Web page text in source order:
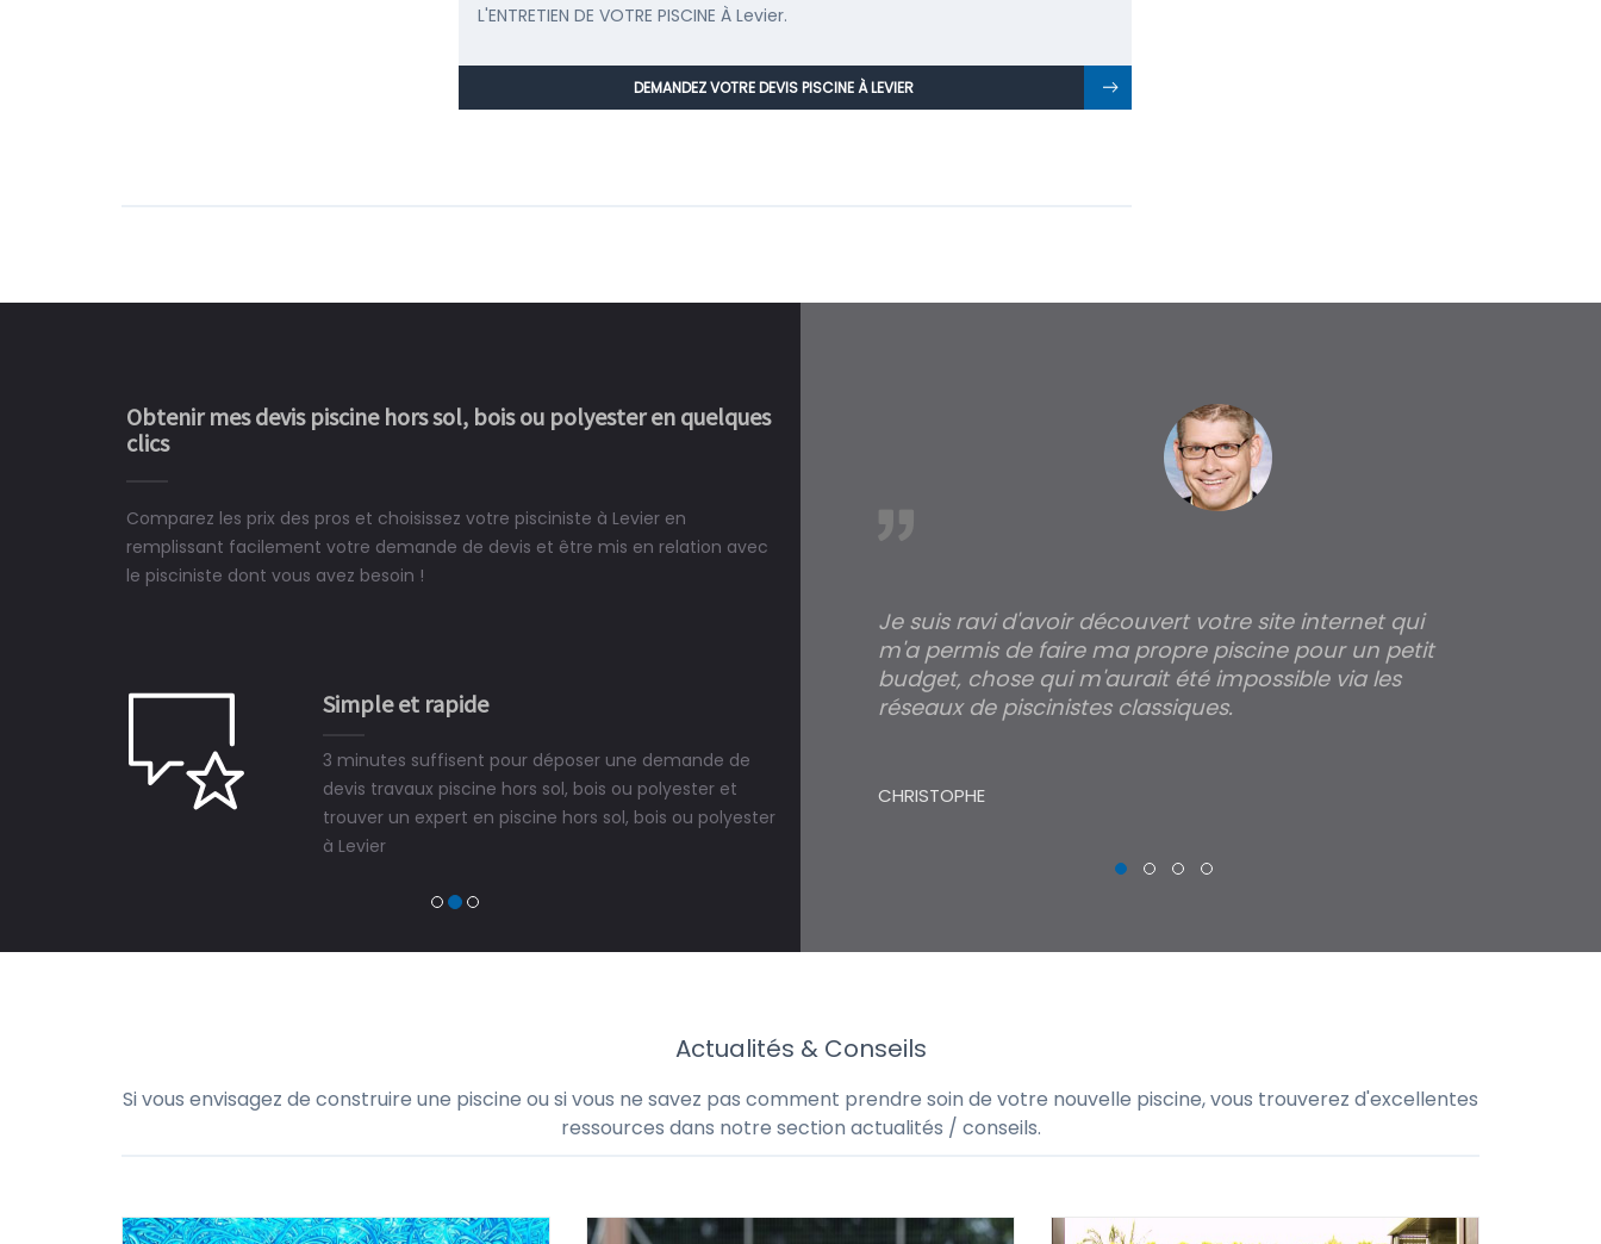
L'ENTRETIEN DE VOTRE PISCINE À Levier.
DEMANDEZ VOTRE DEVIS PISCINE À LEVIER
Obtenir mes devis piscine hors sol, bois ou polyester en quelques
clics
Comparez les prix des pros et choisissez votre pisciniste à Levier en
remplissant facilement votre demande de devis et être mis en relation avec
le pisciniste dont vous avez besoin !
Simple et rapide
3 minutes suffisent pour déposer une demande de
devis travaux piscine hors sol, bois ou polyester et
trouver un expert en piscine hors sol, bois ou polyester
à Levier
ne peut plus s'en passer.
Le rêve devient enfin réalité, une piscine est bien
construit chez moi.
Je suis ravi d'avoir découvert votre site internet qui
m'a permis de faire ma propre piscine pour un petit
budget, chose qui m'aurait été impossible via les
réseaux de piscinistes classiques.
CHRISTOPHE
Actualités & Conseils
Si vous envisagez de construire une piscine ou si vous ne savez pas comment prendre soin de votre nouvelle piscine, vous trouverez d'excellentes
ressources dans notre section actualités / conseils.